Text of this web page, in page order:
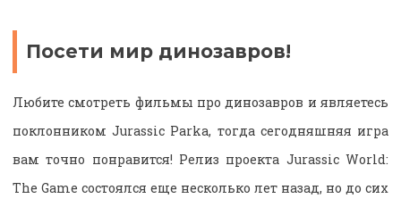
Посети мир динозавров!
Любите смотреть фильмы про динозавров и являетесь
поклонником Jurassic Parkа, тогда сегодняшняя игра
вам точно понравится! Релиз проекта Jurassic World:
The Game состоялся еще несколько лет назад, но до сих